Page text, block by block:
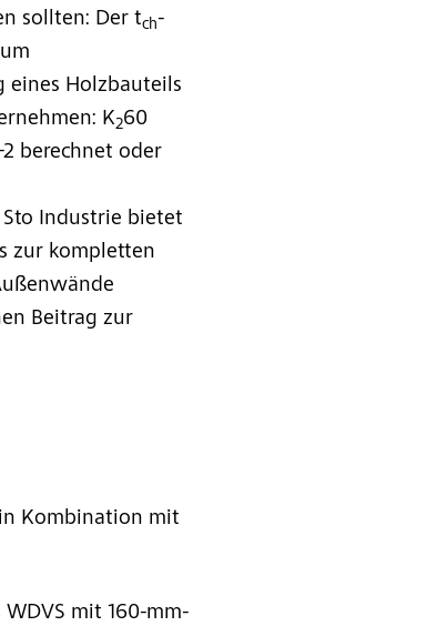
sollten: Der tch-
eines Holzbauteils
K260
berechnet oder
Industrie bietet
zur kompletten
Beitrag zur
Kombination mit
mit 160-mm-